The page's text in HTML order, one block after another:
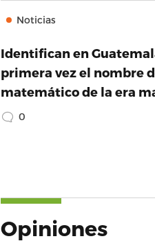
Noticias
Identifican en
primera vez el nombre
matemático de la era
0
Opiniones